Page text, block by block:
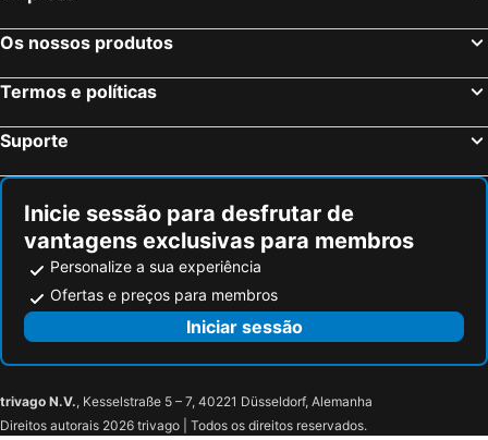
Os nossos produtos
Termos e políticas
Suporte
Inicie sessão para desfrutar de
vantagens exclusivas para membros
Personalize a sua experiência
Ofertas e preços para membros
Iniciar sessão
trivago N.V., Kesselstraße 5 – 7, 40221 Düsseldorf, Alemanha
Direitos autorais 2026 trivago | Todos os direitos reservados.